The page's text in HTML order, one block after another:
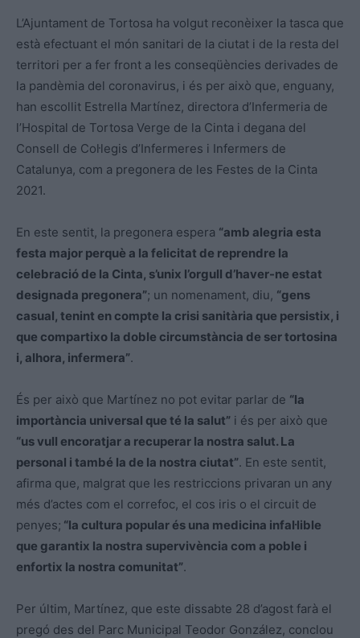
L’Ajuntament de Tortosa ha volgut reconèixer la tasca que
està efectuant el món sanitari de la ciutat i de la resta del
territori per a fer front a les conseqüències derivades de
la pandèmia del coronavirus, i és per això que, enguany,
han escollit Estrella Martínez, directora d’Infermeria de
l’Hospital de Tortosa Verge de la Cinta i degana del
Consell de Col·legis d’Infermeres i Infermers de
Catalunya, com a pregonera de les Festes de la Cinta
2021.
En este sentit, la pregonera espera “amb alegria esta
festa major perquè a la felicitat de reprendre la
celebració de la Cinta, s’unix l’orgull d’haver-ne estat
designada pregonera”; un nomenament, diu, “gens
casual, tenint en compte la crisi sanitària que persistix, i
que compartixo la doble circumstància de ser tortosina
i, alhora, infermera”.
És per això que Martínez no pot evitar parlar de “la
importància universal que té la salut” i és per això que
“us vull encoratjar a recuperar la nostra salut. La
personal i també la de la nostra ciutat”. En este sentit,
afirma que, malgrat que les restriccions privaran un any
més d’actes com el correfoc, el cos iris o el circuit de
penyes; “la cultura popular és una medicina infal·lible
que garantix la nostra supervivència com a poble i
enfortix la nostra comunitat”.
Per últim, Martínez, que este dissabte 28 d’agost farà el
pregó des del Parc Municipal Teodor González, conclou